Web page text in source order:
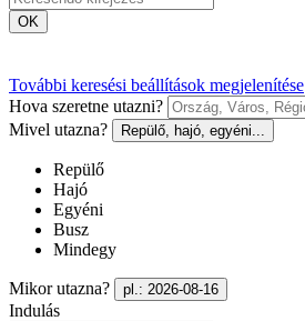
OK
További keresési beállítások megjelenítése
Hova szeretne utazni?
Mivel utazna?
Repülő, hajó, egyéni...
Repülő
Hajó
Egyéni
Busz
Mindegy
Mikor utazna? pl.: 2026-08-16
Indulás